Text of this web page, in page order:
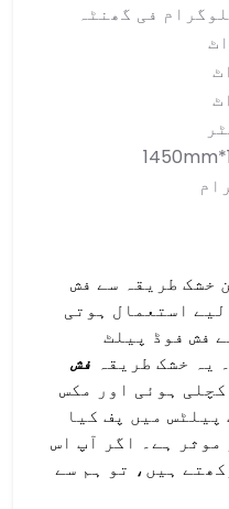
خشک طریقہ سے فش
استعمال ہوتی
فش فوڈ پیلٹ
یہ خشک طریقہ فش
ہوئی اور مکس
میں پف کیا
ہے۔ اگر آپ اس
ہیں، تو ہم سے